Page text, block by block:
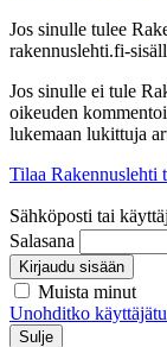
Jos sinulle tulee
rakennuslehti.fi-
Jos sinulle ei tule
oikeuden
lukemaan lukittuja
Tilaa Rakennuslehti
Sähköposti tai
Salasana
Kirjaudu sisään
Muista minut
Unohditko
Sulje